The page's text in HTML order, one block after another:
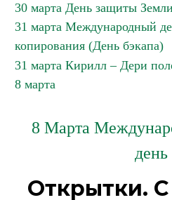
30 марта День защиты Земли
31 марта Международный
копирования (День бэкапа)
31 марта Кирилл – Дери
8 марта
8 Марта
день
Открытки.